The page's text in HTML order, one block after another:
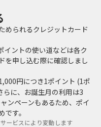
められるクレジットカード
イントの使い道などは各ク
を申し込む際に確認しまし
円につき1ポイント (1ポ
らに、お誕生月の利用は3
ンペーンもあるため、ポイ
す。
ービスにより変動します